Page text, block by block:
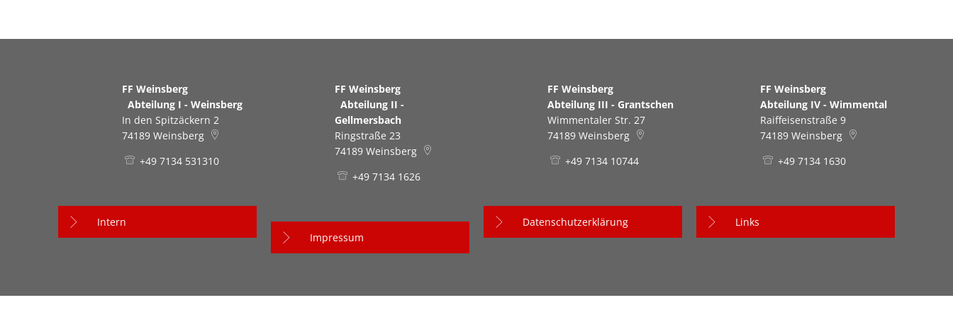
FF Weinsberg
Abteilung I - Weinsberg
In den Spitzäckern 2
74189 Weinsberg
+49 7134 531310
Intern
FF Weinsberg
Abteilung II -
Gellmersbach
Ringstraße 23
74189 Weinsberg
+49 7134 1626
Impressum
FF Weinsberg
Abteilung III - Grantschen
Wimmentaler Str. 27
74189 Weinsberg
+49 7134 10744
Datenschutzerklärung
FF Weinsberg
Abteilung IV - Wimmental
Raiffeisenstraße 9
74189 Weinsberg
+49 7134 1630
Links